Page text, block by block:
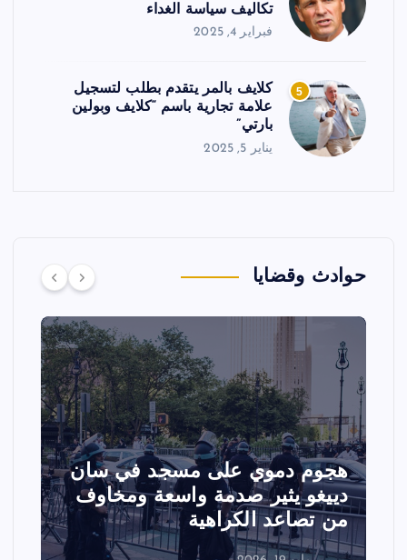
تكاليف سياسة الغداء
فبراير 4, 2025
5
كلايف بالمر يتقدم بطلب لتسجيل
علامة تجارية باسم “كلايف وبولين
بارتي”
يناير 5, 2025
حوادث وقضايا
تصادم مقاتلتين أمريكيتين خلال
عرض جوي في ولاية أيداهو وإلغاء
الفعاليات